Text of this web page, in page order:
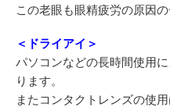
この老眼も眼精疲労の原因の
＜ドライアイ＞
パソコンなどの長時間使用
ります。
またコンタクトレンズの使